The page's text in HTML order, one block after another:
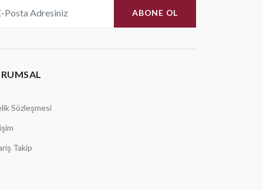
ABONE OL
Sözleşmesi
Takip